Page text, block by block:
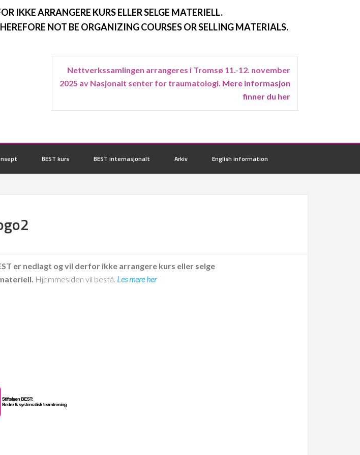
IKKE ARRANGERE KURS ELLER SELGE MATERIELL.
NOT BE ORGANIZING COURSES OR SELLING MATERIALS.
Nettverkssamlingen arrangeres i Tromsø 11.-12. november
2025 av Nasjonalt senter for traumatologi. Mere informasjon
finner du her
BEST kurs BEST internasjonalt Arkiv English information
er nedlagt og vil derfor ikke arrangere kurs eller selge
Hjemmesiden vil bestå. Les mere her